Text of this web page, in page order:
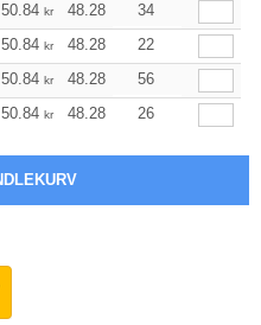
50.84 kr 48.28 47.83
34
50.84 kr 48.28 47.83
22
50.84 kr 48.28 47.83
56
50.84 kr 48.28 47.83
26